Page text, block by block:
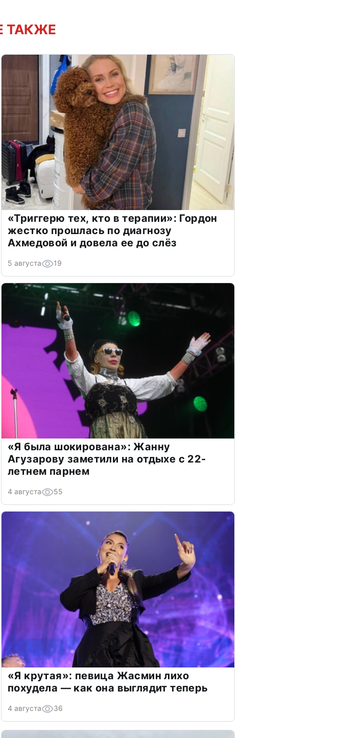
ТАКЖЕ
«Триггерю тех, кто в терапии»: Гордон
жестко прошлась по диагнозу
Ахмедовой и довела ее до слёз
5 августа 19
«Я была шокирована»: Жанну
Агузарову заметили на отдыхе с 22-
летнем парнем
4 августа 55
«Я крутая»: певица Жасмин лихо
похудела — как она выглядит теперь
4 августа 36